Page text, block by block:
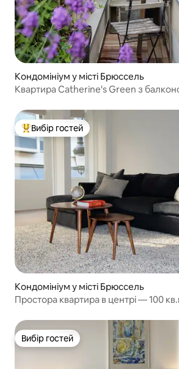
Кондомініум у місті Брюссель
Квартира Catherine's Green з
Топ вибір гостей
Вибір гостей
Кондомініум у місті Брюссель
Простора квартира в центрі — 100
Вибір гостей
Вибір гостей